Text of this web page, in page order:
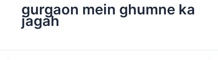
gurgaon mein ghumne ka
jagah